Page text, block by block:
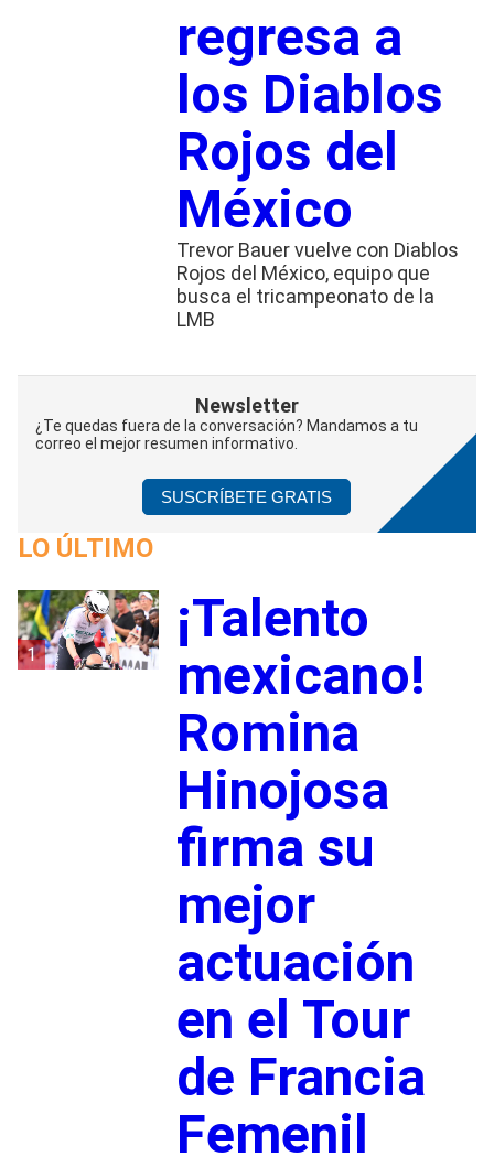
regresa a
los Diablos
Rojos del
México
Trevor Bauer vuelve con Diablos
Rojos del México, equipo que
busca el tricampeonato de la
LMB
Newsletter
¿Te quedas fuera de la conversación? Mandamos a tu
correo el mejor resumen informativo.
SUSCRÍBETE GRATIS
LO ÚLTIMO
1
¡Talento
mexicano!
Romina
Hinojosa
firma su
mejor
actuación
en el Tour
de Francia
Femenil